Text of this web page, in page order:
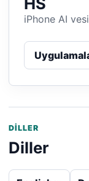
iPhone AI
DILLER
Diller